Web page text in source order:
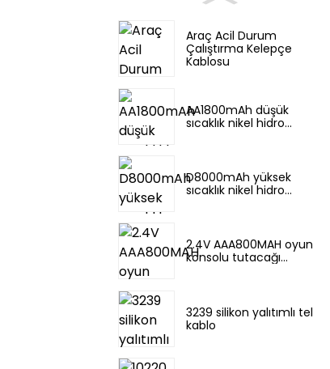
Araç Acil Durum
Çalıştırma Kelepçe
Kablosu
AA1800mAh düşük
sıcaklık nikel hidro...
D8000mAh yüksek
sıcaklık nikel hidro...
2.4V AAA800MAH oyun
konsolu tutacağı...
3239 silikon yalıtımlı tel
kablo